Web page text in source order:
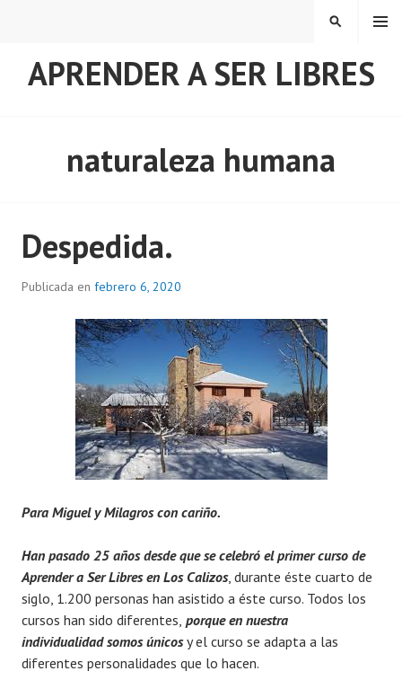
APRENDER A SER LIBRES
MENÚ
BUSCAR
naturaleza humana
Despedida.
Publicada en febrero 6, 2020
Para Miguel y Milagros con cariño.
Han pasado 25 años desde que se celebró el primer curso de
Aprender a Ser Libres en Los Calizos, durante éste cuarto de
siglo, 1.200 personas han asistido a éste curso. Todos los
cursos han sido diferentes, porque en nuestra
individualidad somos únicosy el curso se adapta a las
diferentes personalidades que lo hacen.